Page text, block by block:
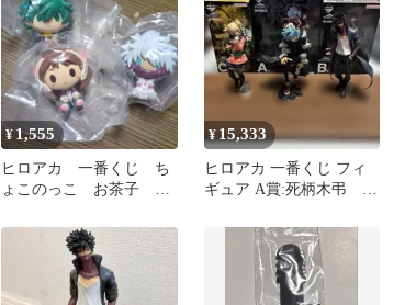
¥1,555
ヒロアカ 一番くじ ち
ょこのっこ お茶子 荼
¥ 15,333
ヒロアカ 一番くじ フィ
ギュア A賞:死柄木弔 B